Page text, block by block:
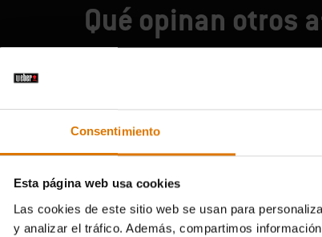
Consentimiento
Esta página web usa cookies
Las cookies de este sitio web se usan para
y analizar el tráfico. Además, compartimos
Qué opinan otros